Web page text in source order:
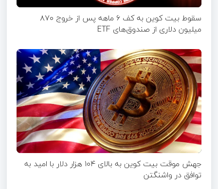
سقوط بیت کوین به کف ۶‌ ماهه پس از خروج ۸۷۰
میلیون دلاری از صندوق‌های ETF
جهش موقت بیت‌ کوین به بالای ۱۰۴ هزار دلار با امید به
توافق در واشنگتن